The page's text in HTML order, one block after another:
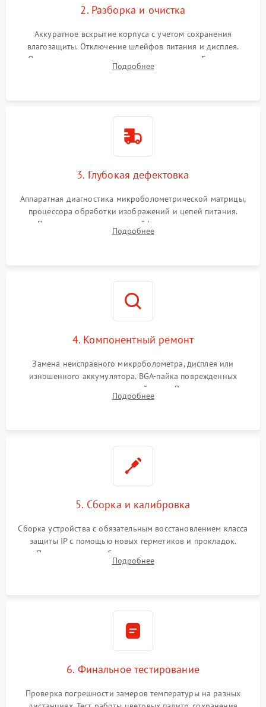
2. Разборка и очистка
Аккуратное вскрытие корпуса с учетом сохранения
влагозащиты. Отключение шлейфов питания и дисплея.
Очистка внутренних плат от окислов и пыли. Бережная
обработка германиевого объектива специализированными
Подробнее
3. Глубокая дефектовка
Аппаратная диагностика микроболометрической матрицы,
процессора обработки изображений и цепей питания.
Проверка целостности шлейфов, модуля памяти и
интерфейсов связи. Выявление сгоревших SMD-компонентов
Подробнее
4. Компонентный ремонт
Замена неисправного микроболометра, дисплея или
изношенного аккумулятора. BGA-пайка поврежденных
контроллеров на материнской плате. Восстановление
разъемов и кнопок, замена поврежденных элементов
Подробнее
5. Сборка и калибровка
Сборка устройства с обязательным восстановлением класса
защиты IP с помощью новых герметиков и прокладок.
Программная калибровка матрицы по эталонному
абсолютно черному телу для точного измерения температур.
Подробнее
6. Финальное тестирование
Проверка погрешности замеров температуры на разных